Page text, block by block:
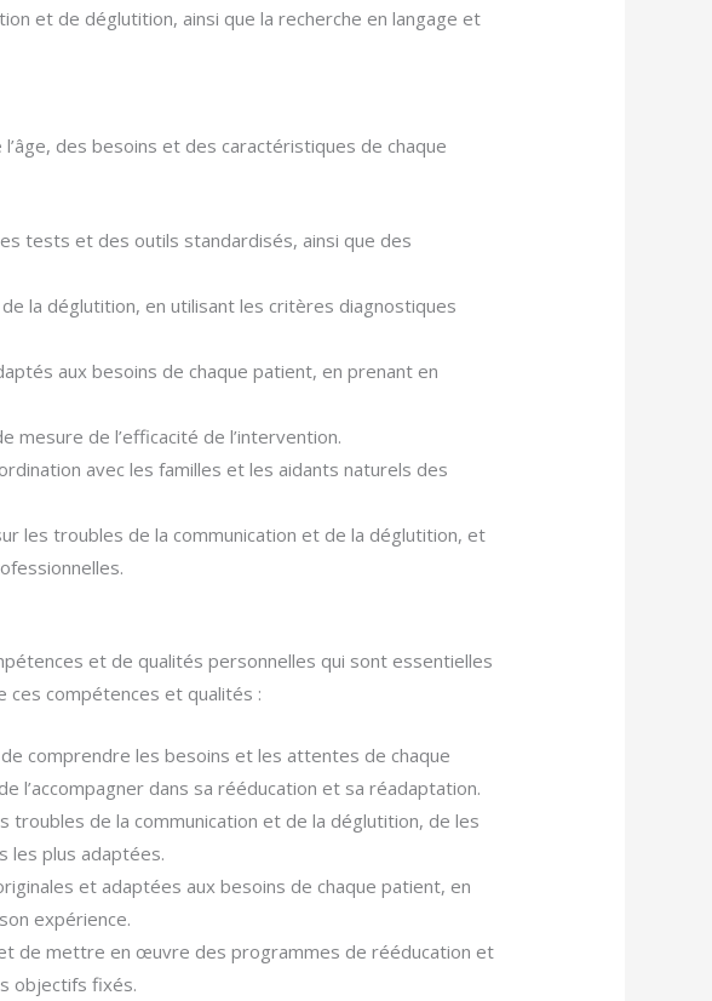
et de déglutition, ainsi que la recherche en langage et
des besoins et des caractéristiques de chaque
tests et des outils standardisés, ainsi que des
la déglutition, en utilisant les critères diagnostiques
aux besoins de chaque patient, en prenant en
mesure de l’efficacité de l’intervention.
avec les familles et les aidants naturels des
les troubles de la communication et de la déglutition, et
et de qualités personnelles qui sont essentielles
ces compétences et qualités :
comprendre les besoins et les attentes de chaque
l’accompagner dans sa rééducation et sa réadaptation.
troubles de la communication et de la déglutition, de les
les plus adaptées.
et adaptées aux besoins de chaque patient, en
expérience.
de mettre en œuvre des programmes de rééducation et
objectifs fixés.